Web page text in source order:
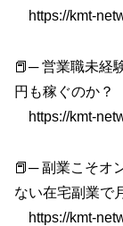
https://kmt-
📕─ 営業職未経
円も稼ぐのか？
https://kmt-
📕─ 副業こそオ
ない在宅副業で
https://kmt-